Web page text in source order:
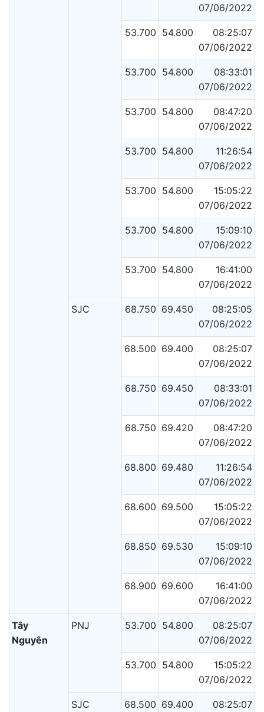
07/06/2022
53.700 54.800
08:25:07
07/06/2022
53.700 54.800
08:33:01
07/06/2022
53.700 54.800
08:47:20
07/06/2022
53.700 54.800
11:26:54
07/06/2022
53.700 54.800
15:05:22
07/06/2022
53.700 54.800
15:09:10
07/06/2022
53.700 54.800
16:41:00
07/06/2022
SJC 68.750 69.450
08:25:05
07/06/2022
68.500 69.400
08:25:07
07/06/2022
68.750 69.450
08:33:01
07/06/2022
68.750 69.420
08:47:20
07/06/2022
68.800 69.480
11:26:54
07/06/2022
68.600 69.500
15:05:22
07/06/2022
68.850 69.530
15:09:10
07/06/2022
68.900 69.600
16:41:00
07/06/2022
Tây
Nguyên
PNJ 53.700 54.800
08:25:07
07/06/2022
53.700 54.800
15:05:22
07/06/2022
SJC 68.500 69.400 08:25:07